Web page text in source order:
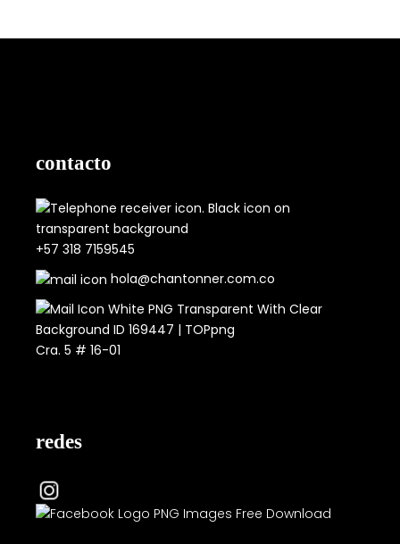
contacto
+57 318 7159545
hola@chantonner.com.co
Cra. 5 # 16-01
redes